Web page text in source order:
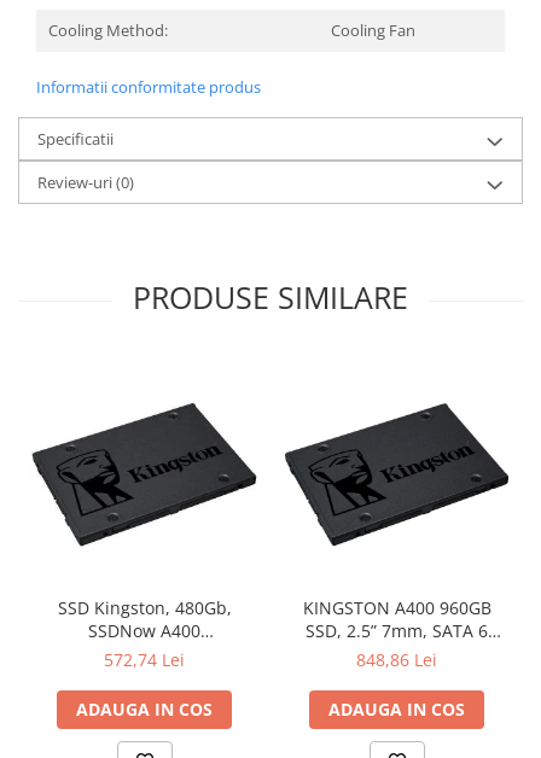
Cooling Method:
Cooling Fan
Informatii conformitate produs
Specificatii
Review-uri(0)
PRODUSE SIMILARE
SSD Kingston, 480Gb,
SSDNow A400
"SA400S37/480G"
572,74 Lei
ADAUGA IN COS
KINGSTON A400 960GB
SSD, 2.5” 7mm, SATA 6
Gb/s, Read/Write: 500 / 450
848,86 Lei
ADAUGA IN COS